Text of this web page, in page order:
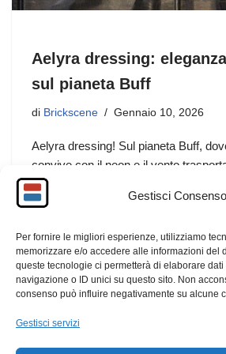
Gestisci Consenso
Per fornire le migliori esperienze, utilizziamo
memorizzare e/o accedere alle informazioni del
queste tecnologie ci permetterà di elaborare
navigazione o ID unici su questo sito. Non
consenso può influire negativamente su alcune
Gestisci servizi
Aelyra dressing:
sul pianeta Buff
di Brickscene Gennaio 10, 2026
Aelyra dressing! Sul pianeta Buff,
convive con il neon e il vento
polvere, vestirsi non è mai un gesto
dichiarazione di identità, un atto di…
F
a
c
e
M
a
st
E
m
ail
C
o
n